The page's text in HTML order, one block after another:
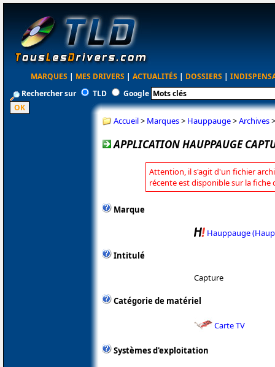
MARQUES | MES DRIVERS | ACTUALITÉS | DOSSIERS |
Rechercher sur
TLD Google
Accueil> Marques> Hauppauge>Archives
APPLICATION HAUPPAUGE
Attention, il s'agit d'un fichier
récente est disponible sur la fiche
Marque
Hauppauge
Intitulé
Capture
Catégorie de matériel
Carte TV
Systèmes d'exploitation